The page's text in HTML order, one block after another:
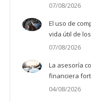
07/08/2026
El uso de
vida útil de
07/08/2026
La asesoría
financiera
04/08/2026